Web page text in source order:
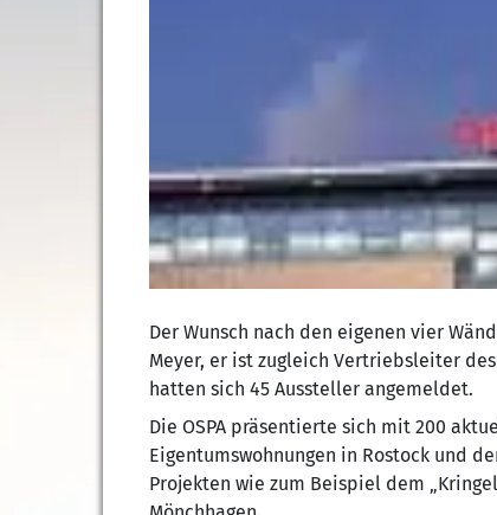
Der Wunsch nach den eigenen vier
Meyer, er ist zugleich Vertriebsleiter
hatten sich 45 Aussteller angemeldet.
Die OSPA präsentierte sich mit 200
Eigentumswohnungen in Rostock und
Projekten wie zum Beispiel dem